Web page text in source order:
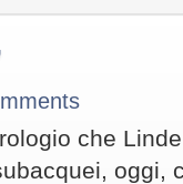
che
oggi,